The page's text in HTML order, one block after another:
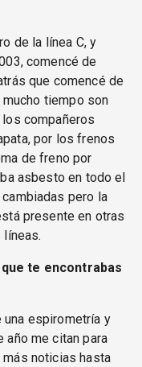
de la línea C, y
comencé de
que comencé de
tiempo son
compañeros
por los frenos
de freno por
asbesto en todo el
pero la
presente en otras
te encontrabas
una espirometría y
año me citan para
noticias hasta